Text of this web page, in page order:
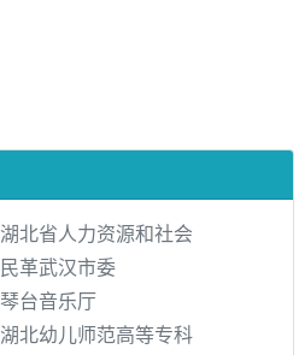
湖北省人力资源和社会
民革武汉市委
琴台音乐厅
湖北幼儿师范高等专科